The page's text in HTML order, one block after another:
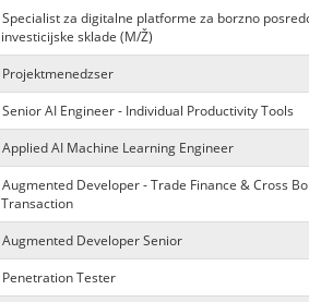
Specialist za digitalne platforme za borzno
investicijske sklade (M/Ž)
Projektmenedzser
Senior AI Engineer - Individual Productivity Tools
Applied AI Machine Learning Engineer
Augmented Developer - Trade Finance & Cross
Transaction
Augmented Developer Senior
Penetration Tester